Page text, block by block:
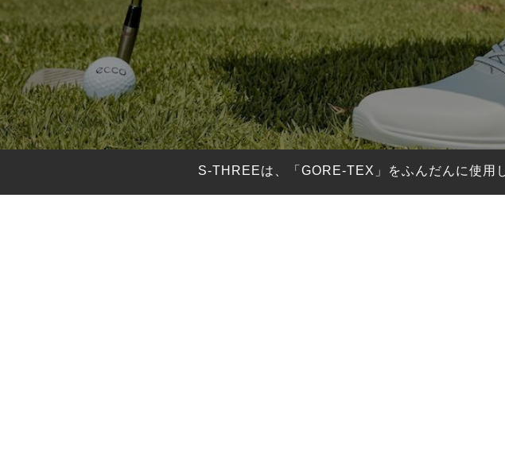
S-THREEは、「GORE-TEX」をふんだんに使用
PUTTERS パター
OTHER その他
Editor’s Picks 編集部のおすすめ
Our Team 私たちのチーム
Our Mission 私たちの使命